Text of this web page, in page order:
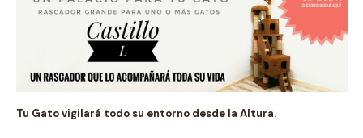
Tu Gato vigilará todo su entorno desde la Altura.